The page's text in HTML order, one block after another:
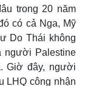
trong 20 năm
có cả Nga, Mỹ
Do Thái không
người Palestine
Giờ đây, người
LHQ công nhận